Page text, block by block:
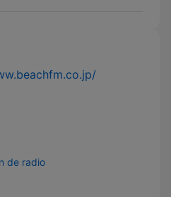
de radio